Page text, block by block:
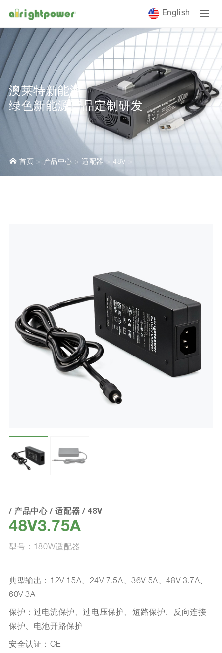
English
澳莱特新能源
绿色新能源产品定制研发
首页 产品中心 适配器 48V
/产品中心/适配器 / 48V
48V3.75A
型号：180W适配器
典型输出：12V 15A、24V 7.5A、36V 5A、48V 3.7A、
60V 3A
保护：过电流保护、过电压保护、短路保护、反向连接
保护、电池开路保护
安全认证：CE